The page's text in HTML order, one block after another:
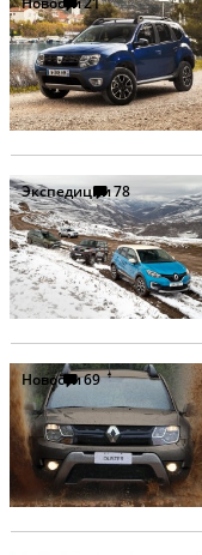
Экспедиции78
Новости69